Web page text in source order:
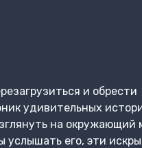
и обрести
удивительных
на окружающий
услышать его, эти искры